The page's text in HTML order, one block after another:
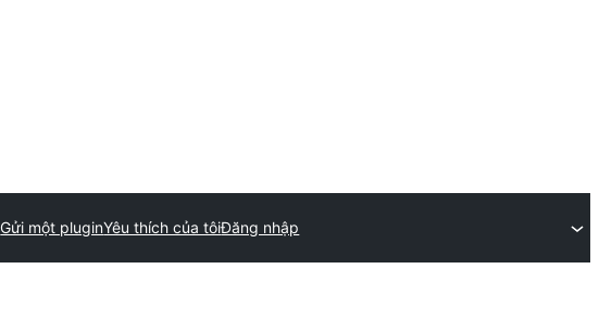
Gửi một pluginYêu thích của tôiĐăng nhập